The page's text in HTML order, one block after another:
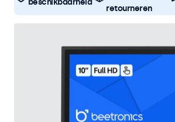
beschikbaarheid
retourneren